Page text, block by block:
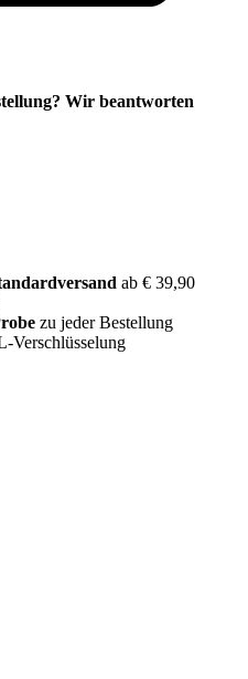
Wir beantworten
ab € 39,90
zu jeder Bestellung
Verschlüsselung